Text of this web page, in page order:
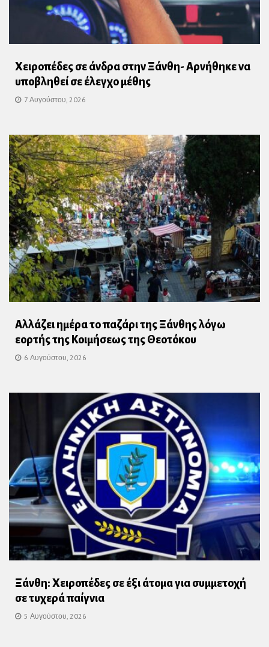
Χειροπέδες σε άνδρα στην Ξάνθη- Αρνήθηκε να
υποβληθεί σε έλεγχο μέθης
7 Αυγούστου, 2026
Αλλάζει ημέρα το παζάρι της Ξάνθης λόγω
εορτής της Κοιμήσεως της Θεοτόκου
6 Αυγούστου, 2026
Ξάνθη: Χειροπέδες σε έξι άτομα για συμμετοχή
σε τυχερά παίγνια
5 Αυγούστου, 2026